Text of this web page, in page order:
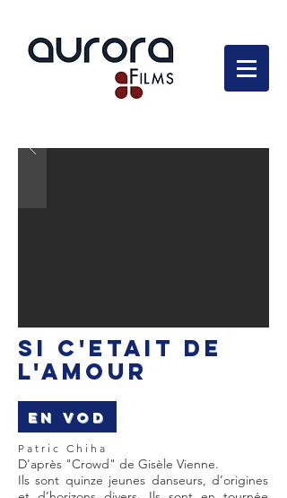
SI C'ETAIT DE
L'AMOUR
EN VOD
Patric Chiha
D'après "Crowd" de Gisèle Vienne.
Ils sont quinze jeunes danseurs, d’origines